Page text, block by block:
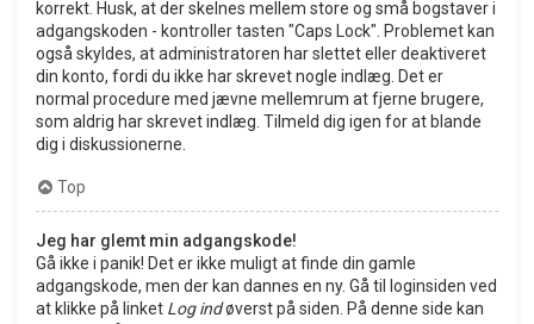
korrekt. Husk, at der skelnes mellem store og små bogstaver i
adgangskoden - kontroller tasten "Caps Lock". Problemet kan
også skyldes, at administratoren har slettet eller deaktiveret
din konto, fordi du ikke har skrevet nogle indlæg. Det er
normal procedure med jævne mellemrum at fjerne brugere,
som aldrig har skrevet indlæg. Tilmeld dig igen for at blande
dig i diskussionerne.
Top
Jeg har glemt min adgangskode!
Gå ikke i panik! Det er ikke muligt at finde din gamle
adgangskode, men der kan dannes en ny. Gå til loginsiden ved
at klikke på linket Log indøverst på siden. På denne side kan